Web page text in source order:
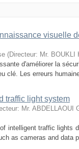
visuelle
(Directeur: Mr. BOUKLI
d'améliorer la
clé. Les erreurs
traffic light system
Mr. ABDELLAOUI
intelligent traffic lights
as cameras and data